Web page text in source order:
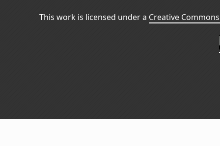
This work is licensed under a Creative